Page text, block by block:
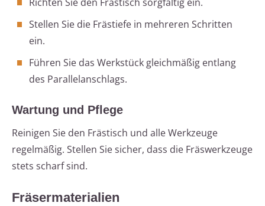
Stellen Sie die Frästiefe in mehreren Schritten
ein.
Führen Sie das Werkstück gleichmäßig entlang
des Parallelanschlags.
Wartung und Pflege
Reinigen Sie den Frästisch und alle Werkzeuge
regelmäßig. Stellen Sie sicher, dass die Fräswerkzeuge
stets scharf sind.
Fräsermaterialien